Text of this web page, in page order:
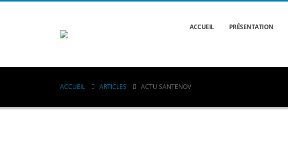
ACCUEIL PRÉSENTATION
ACCUEIL ARTICLES ACTU SANTENOV